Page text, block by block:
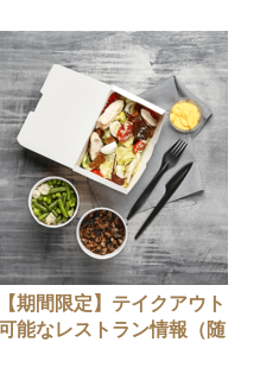
【期間限定】テイクアウト
能なレストラン情報（随